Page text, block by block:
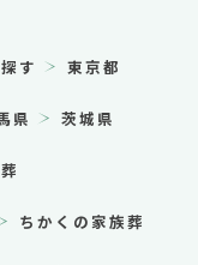
す 東京都
県 茨城県
ちかくの家族葬